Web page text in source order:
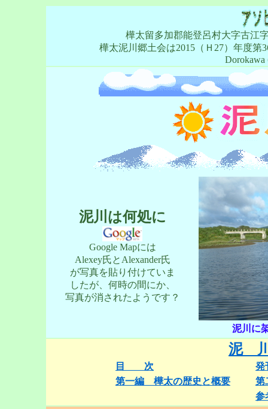
樺太留多加郡能登呂村大字古江
樺太泥川郷土会は2015（Ｈ27）年度
Dorokawa
泥川は何処に
Google Mapには
Alexey氏とAlexander氏
が写真を貼り付けていま
したが、何時の間にか、
写真が消されたようです？
泥川に
泥
目 次
発
第一編 樺太の歴史と概要
第
参